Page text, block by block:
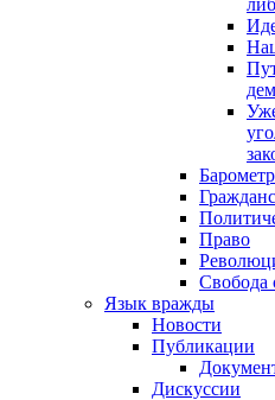
Право
Свобода
Язык вражды
Новости
Публикации
Дискуссии